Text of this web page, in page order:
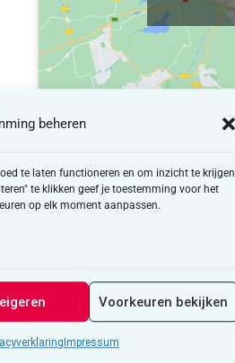
beheren
te laten functioneren en om inzicht te krijgen
te klikken geef je toestemming voor het
op elk moment aanpassen.
Voorkeuren bekijken
Impressum